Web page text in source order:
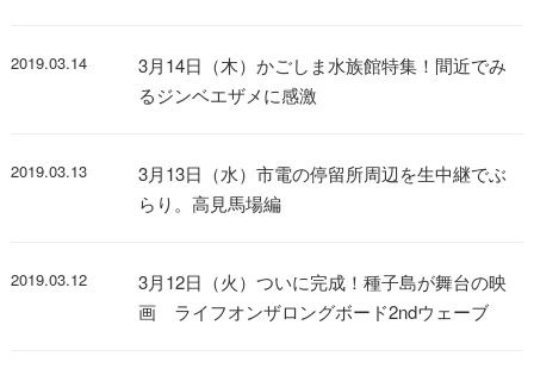
2019.03.14
3月14日（木）かごしま水族館特集！間近でみ
るジンベエザメに感激
2019.03.13
3月13日（水）市電の停留所周辺を生中継でぶ
らり。高見馬場編
2019.03.12
3月12日（火）ついに完成！種子島が舞台の映
画 ライフオンザロングボード2ndウェーブ